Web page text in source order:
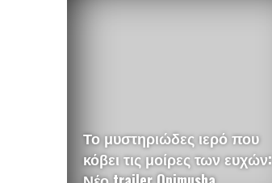
Το μυστηριώδες ιερό που
κόβει τις μοίρες των ευχών: